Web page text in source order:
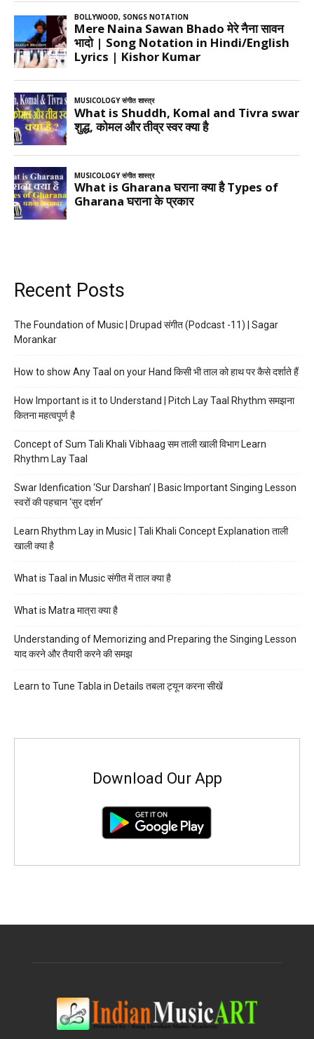
Recent Posts
The Foundation of Music | Drupad संगीत (Podcast -11) | Sagar
Morankar
How to show Any Taal on your Hand किसी भी ताल को हाथ पर कैसे दर्शाते हैं
How Important is it to Understand | Pitch Lay Taal Rhythm समझना
कितना महत्वपूर्ण है
Concept of Sum Tali Khali Vibhaag सम ताली खाली विभाग Learn
Rhythm Lay Taal
Swar Idenfication ‘Sur Darshan’ | Basic Important Singing Lesson
स्वरों की पहचान ‘सुर दर्शन’
Learn Rhythm Lay in Music | Tali Khali Concept Explanation ताली
खाली क्या है
What is Taal in Music संगीत में ताल क्या है
What is Matra मात्रा क्या है
Understanding of Memorizing and Preparing the Singing Lesson
याद करने और तैयारी करने की समझ
Learn to Tune Tabla in Details तबला ट्यून करना सीखें
Download Our App